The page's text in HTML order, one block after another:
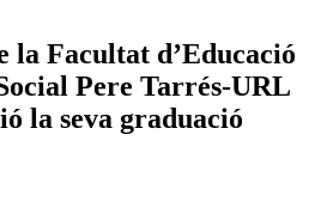
la Facultat d’Educació
Pere Tarrés-URL
la seva graduació